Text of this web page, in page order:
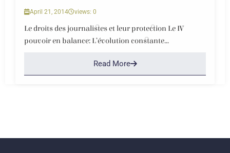
April 21, 2014 views: 0
Le droits des journalistes et leur protection Le IV
pouvoir en balance: L’évolution constante...
Read More